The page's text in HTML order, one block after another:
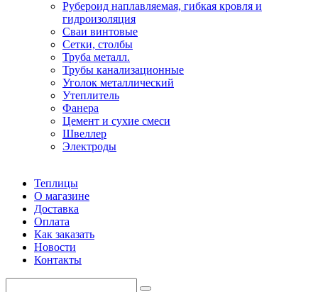
Рубероид наплавляемая, гибкая кровля и
гидроизоляция
Сваи винтовые
Сетки, столбы
Труба металл.
Трубы канализационные
Уголок металлический
Утеплитель
Фанера
Цемент и сухие смеси
Швеллер
Электроды
Теплицы
О магазине
Доставка
Оплата
Как заказать
Новости
Контакты